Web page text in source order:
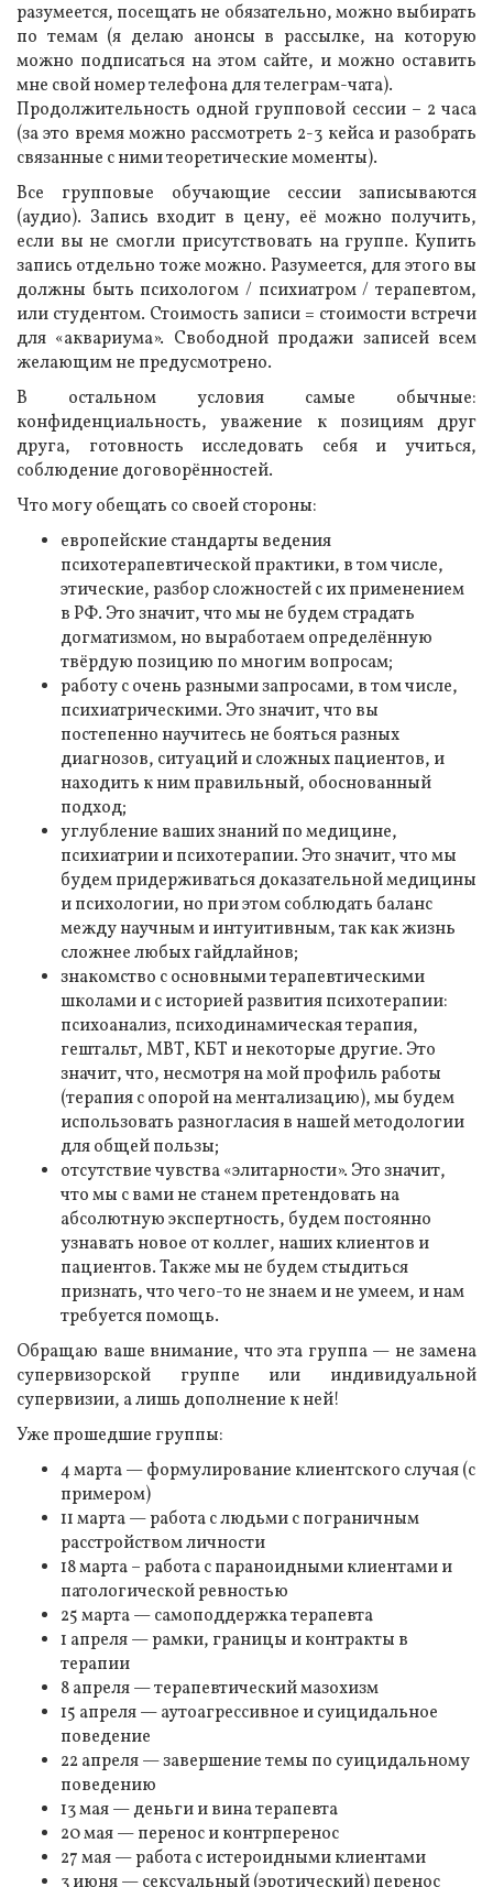
разумеется, посещать не обязательно, можно выбирать
по темам (я делаю анонсы в рассылке, на которую
можно подписаться на этом сайте, и можно оставить
мне свой номер телефона для телеграм-чата).
Продолжительность одной групповой сессии – 2 часа
(за это время можно рассмотреть 2-3 кейса и разобрать
связанные с ними теоретические моменты).
Все групповые обучающие сессии записываются
(аудио). Запись входит в цену, её можно получить,
если вы не смогли присутствовать на группе. Купить
запись отдельно тоже можно. Разумеется, для этого вы
должны быть психологом / психиатром / терапевтом,
или студентом. Стоимость записи = стоимости встречи
для «аквариума». Свободной продажи записей всем
желающим не предусмотрено.
В остальном условия самые обычные:
конфиденциальность, уважение к позициям друг
друга, готовность исследовать себя и учиться,
соблюдение договорённостей.
Что могу обещать со своей стороны:
европейские стандарты ведения
психотерапевтической практики, в том числе,
этические, разбор сложностей с их применением
в РФ. Это значит, что мы не будем страдать
догматизмом, но выработаем определённую
твёрдую позицию по многим вопросам;
работу с очень разными запросами, в том числе,
психиатрическими. Это значит, что вы
постепенно научитесь не бояться разных
диагнозов, ситуаций и сложных пациентов, и
находить к ним правильный, обоснованный
подход;
углубление ваших знаний по медицине,
психиатрии и психотерапии. Это значит, что мы
будем придерживаться доказательной медицины
и психологии, но при этом соблюдать баланс
между научным и интуитивным, так как жизнь
сложнее любых гайдлайнов;
знакомство с основными терапевтическими
школами и с историей развития психотерапии:
психоанализ, психодинамическая терапия,
гештальт, МВТ, КБТ и некоторые другие. Это
значит, что, несмотря на мой профиль работы
(терапия с опорой на ментализацию), мы будем
использовать разногласия в нашей методологии
для общей пользы;
отсутствие чувства «элитарности». Это значит,
что мы с вами не станем претендовать на
абсолютную экспертность, будем постоянно
узнавать новое от коллег, наших клиентов и
пациентов. Также мы не будем стыдиться
признать, что чего-то не знаем и не умеем, и нам
требуется помощь.
Обращаю ваше внимание, что эта группа — не замена
супервизорской группе или индивидуальной
супервизии, а лишь дополнение к ней!
Уже прошедшие группы:
4 марта — формулирование клиентского случая (с
примером)
11 марта — работа с людьми с пограничным
расстройством личности
18 марта – работа с параноидными клиентами и
патологической ревностью
25 марта — самоподдержка терапевта
1 апреля — рамки, границы и контракты в
терапии
8 апреля — терапевтический мазохизм
15 апреля — аутоагрессивное и суицидальное
поведение
22 апреля — завершение темы по суицидальному
поведению
13 мая — деньги и вина терапевта
20 мая — перенос и контрперенос
27 мая — работа с истероидными клиентами